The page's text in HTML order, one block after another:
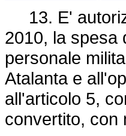
13. E'
2010, la spesa
personale
Atalanta e
all'articolo 5,
convertito, con